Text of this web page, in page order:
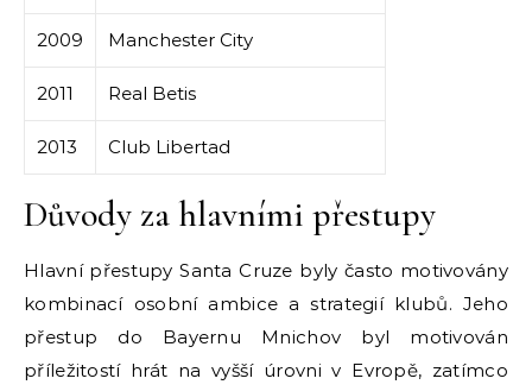
2009 Manchester City
2011 Real Betis
2013 Club Libertad
Důvody za hlavními přestupy
Hlavní přestupy Santa Cruze byly často motivovány
kombinací osobní ambice a strategií klubů. Jeho
přestup do Bayernu Mnichov byl motivován
příležitostí hrát na vyšší úrovni v Evropě, zatímco